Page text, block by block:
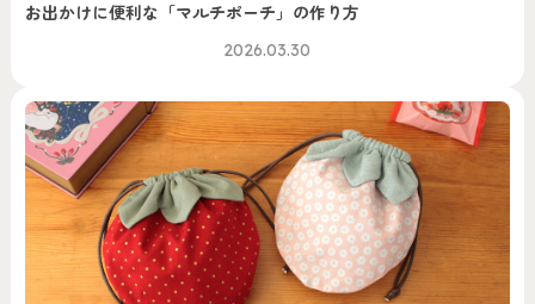
お出かけに便利な「マルチポーチ」の作り方
2026.03.30